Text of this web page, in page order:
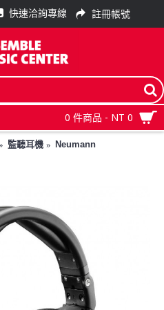
快速洽詢專線 註冊帳號
0 件商品 - NT 0
監聽耳機
Neumann